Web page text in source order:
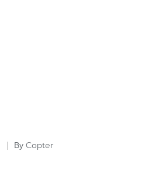
Posted
By Copter